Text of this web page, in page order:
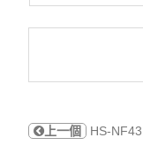
上一個 HS-